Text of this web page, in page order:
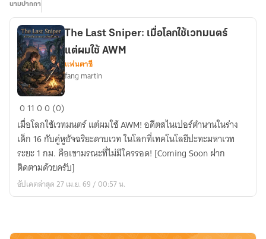
นามปากกา
The
Last
Sniper:
เมื่อ
โลก
ใช้
เวทมนตร์
ใช้
The Last Sniper: เมื่อโลกใช้เวทมนตร์
แต่ผมใช้ AWM
แฟนตาซี
fang martin
01100 (0)
เมื่อโลกใช้เวทมนตร์ แต่ผมใช้ AWM! อดีตสไนเปอร์ตำนานในร่าง
เด็ก 16 กับคู่หูอัจฉริยะดาบเวท ในโลกที่เทคโนโลยีปะทะมหาเวท
ระยะ 1 กม. คือเขามรณะที่ไม่มีใครรอด! [Coming Soon ฝาก
ติดตามด้วยครับ]
อัปเดตล่าสุด 27 เม.ย. 69 / 00:57 น.